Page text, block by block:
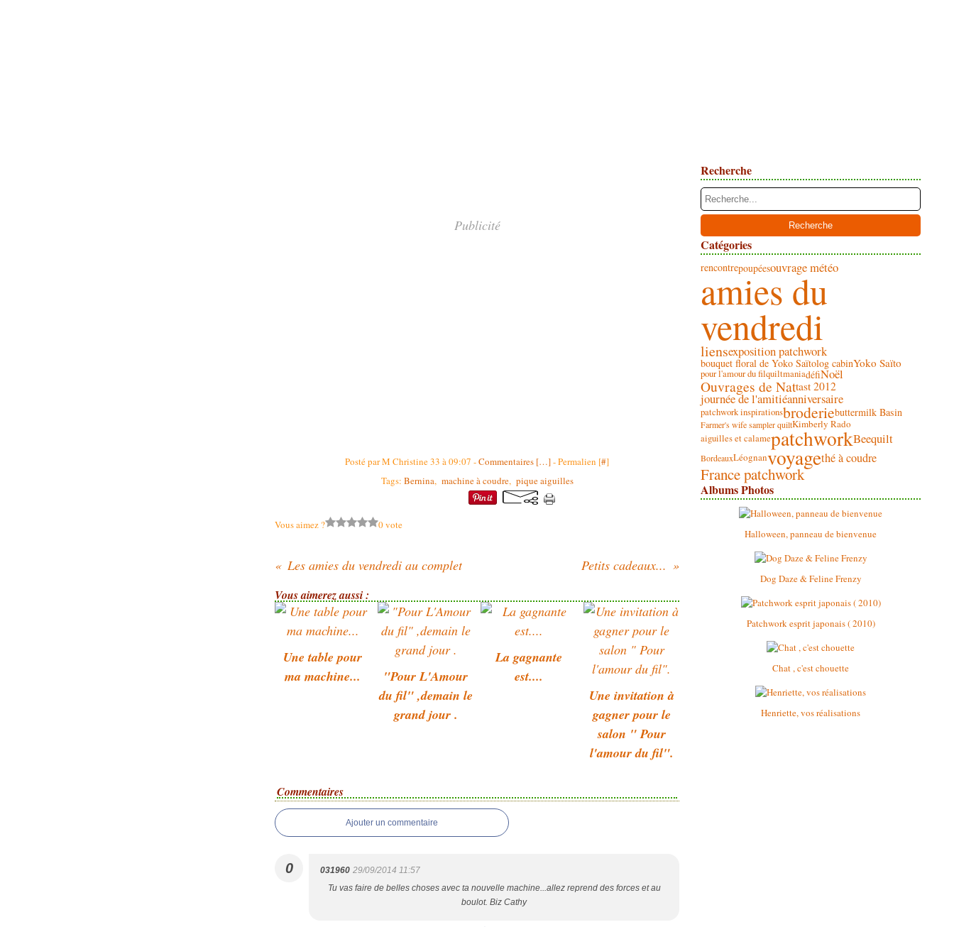
Publicité
Posté par M Christine 33 à 09:07 -Commentaires […]- Permalien [#]
Tags: Bernina, machine à coudre, pique aiguilles
Vous aimez ? 0 vote
Les amies du vendredi au complet Petits cadeaux...
Vous aimerez aussi :
Une table pour
ma machine...
"Pour L'Amour
du fil" ,demain le
grand jour .
La gagnante
est....
Une invitation à
gagner pour le
salon " Pour
l'amour du fil".
Commentaires
Ajouter un commentaire
0 031960 29/09/2014 11:57
Tu vas faire de belles choses avec ta nouvelle machine...allez reprend des forces et au
boulot. Biz Cathy
Recherche
Catégories
rencontrepoupéesouvrage météo
amies du
vendredi
liensexposition patchwork
bouquet floral de Yoko Saïtolog cabinYoko Saïto
pour l'amour du filquiltmaniadéfiNoël
Ouvrages de Nattast 2012
journée de l'amitiéanniversaire
patchwork inspirationsbroderiebuttermilk Basin
Farmer's wife sampler quiltKimberly Rado
aiguilles et calamepatchworkBeequilt
BordeauxLéognanvoyagethé à coudre
France patchwork
Albums Photos
Halloween, panneau de bienvenue
Dog Daze & Feline Frenzy
Patchwork esprit japonais ( 2010)
Chat , c'est chouette
Henriette, vos réalisations